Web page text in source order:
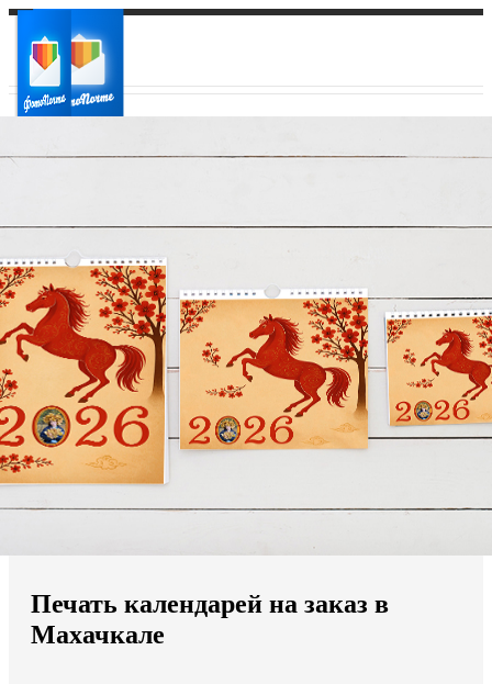
Ваш регион доставки
Выберите из списка:
Мы доставляем по всему миру
Продолжить без города
Печать календарей на заказ в
Махачкале